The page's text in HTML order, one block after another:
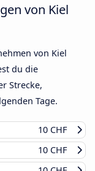
von Kiel
von Kiel
du die
Strecke,
Tage.
10 CHF
10 CHF